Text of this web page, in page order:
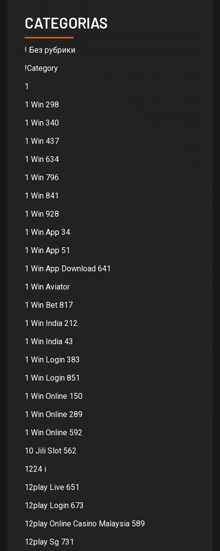
CATEGORIAS
! Без рубрики
!Category
1
1 Win 298
1 Win 340
1 Win 437
1 Win 634
1 Win 796
1 Win 841
1 Win 928
1 Win App 34
1 Win App 51
1 Win App Download 641
1 Win Aviator
1 Win Bet 817
1 Win India 212
1 Win India 43
1 Win Login 383
1 Win Login 851
1 Win Online 150
1 Win Online 289
1 Win Online 592
10 Jili Slot 562
1224 i
12play Live 651
12play Login 673
12play Online Casino Malaysia 589
12play Sg 731